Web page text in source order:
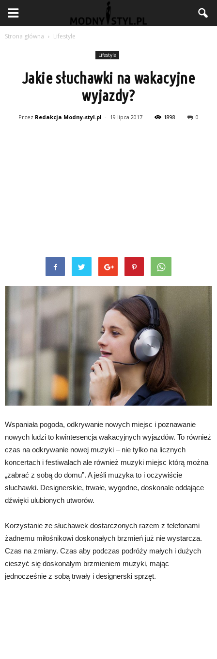
Strona główna Lifestyle
Lifestyle
Jakie słuchawki na wakacyjne
wyjazdy?
Przez Redakcja Modny-styl.pl - 19 lipca 2017 1898 0
Wspaniała pogoda, odkrywanie nowych miejsc i poznawanie
nowych ludzi to kwintesencja wakacyjnych wyjazdów. To również
czas na odkrywanie nowej muzyki – nie tylko na licznych
koncertach i festiwalach ale również muzyki miejsc którą można
„zabrać z sobą do domu”. A jeśli muzyka to i oczywiście
słuchawki. Designerskie, trwałe, wygodne, doskonale oddające
dźwięki ulubionych utworów.
Korzystanie ze słuchawek dostarczonych razem z telefonami
żadnemu miłośnikowi doskonałych brzmień już nie wystarcza.
Czas na zmiany. Czas aby podczas podróży małych i dużych
cieszyć się doskonałym brzmieniem muzyki, mając
jednocześnie z sobą trwały i designerski sprzęt.